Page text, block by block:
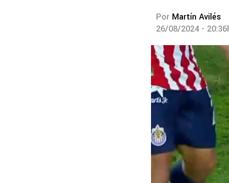
Por Martín Avilés
26/08/2024 -